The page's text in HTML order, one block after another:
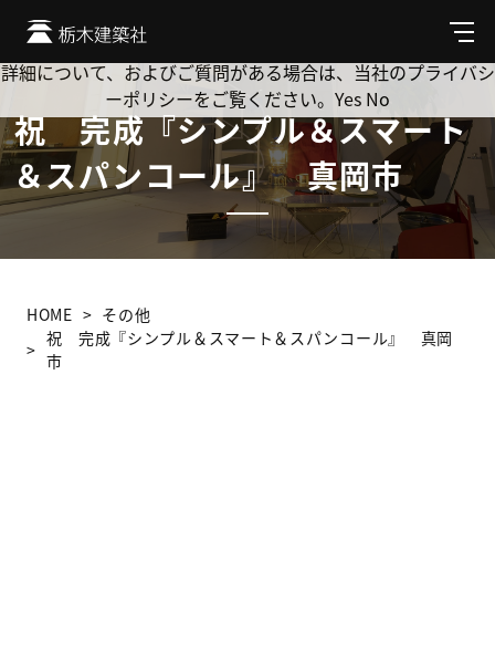
メ
ニ
ュ
祝 完成『シンプル＆スマート
＆スパンコール』 真岡市
HOME
その他
祝 完成『シンプル＆スマート＆スパンコール』 真岡
市
Cookie を使用して、お客様の活動を追跡してもよろしいです
か? 当社ではお客様のプライバシーを極めて重視しています。
詳細について、およびご質問がある場合は、当社のプライバシ
ーポリシーをご覧ください。 Yes No